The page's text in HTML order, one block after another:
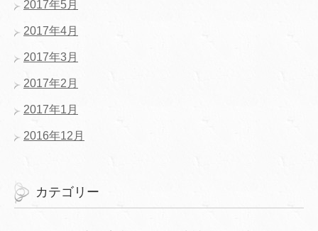
2017年5月
2017年4月
2017年3月
2017年2月
2017年1月
2016年12月
カテゴリー